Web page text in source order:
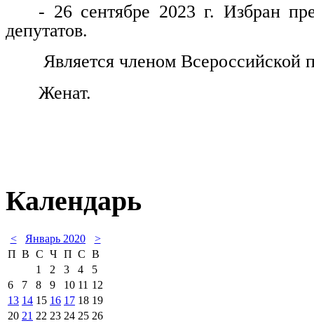
- 26 сентябре 2023 г. Избран
депутатов.
Является членом Всероссийской
Женат.
Календарь
< Январь 2020
>
П В С Ч П С В
1
2 3 4
5
6
7 8 9 10 11 12
13 14 15 16 17 18 19
20 21 22 23 24 25 26